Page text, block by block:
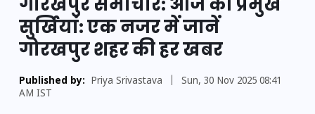
सुर्खियां: एक नजर में जानें
गोरखपुर शहर की हर खबर
Published by: Priya Srivastava
Sun, 30 Nov 2025 08:41
AM IST